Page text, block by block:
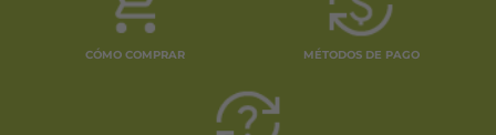
CÓMO COMPRAR MÉTODOS DE PAGO